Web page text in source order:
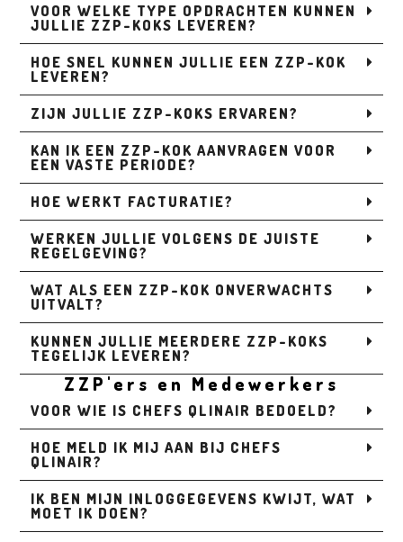
VOOR WELKE TYPE OPDRACHTEN KUNNEN
JULLIE ZZP-KOKS LEVEREN?
HOE SNEL KUNNEN JULLIE EEN ZZP-KOK
LEVEREN?
ZIJN JULLIE ZZP-KOKS ERVAREN?
KAN IK EEN ZZP-KOK AANVRAGEN VOOR
EEN VASTE PERIODE?
HOE WERKT FACTURATIE?
WERKEN JULLIE VOLGENS DE JUISTE
REGELGEVING?
WAT ALS EEN ZZP-KOK ONVERWACHTS
UITVALT?
KUNNEN JULLIE MEERDERE ZZP-KOKS
TEGELIJK LEVEREN?
ZZP'ers en Medewerkers
VOOR WIE IS CHEFS QLINAIR BEDOELD?
HOE MELD IK MIJ AAN BIJ CHEFS
QLINAIR?
IK BEN MIJN INLOGGEGEVENS KWIJT, WAT
MOET IK DOEN?